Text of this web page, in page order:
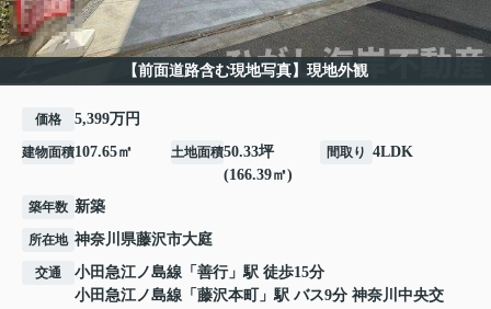
【前面道路含む現地写真】現地外観
価格 5,399万円
建物面積107.65㎡ 土地面積50.33坪
(166.39㎡)
間取り 4LDK
築年数 新築
所在地 神奈川県藤沢市大庭
交通 小田急江ノ島線 「 善行」駅 徒歩15分
小田急江ノ島線 「 藤沢本町
」駅 バス9分 神奈川中央交